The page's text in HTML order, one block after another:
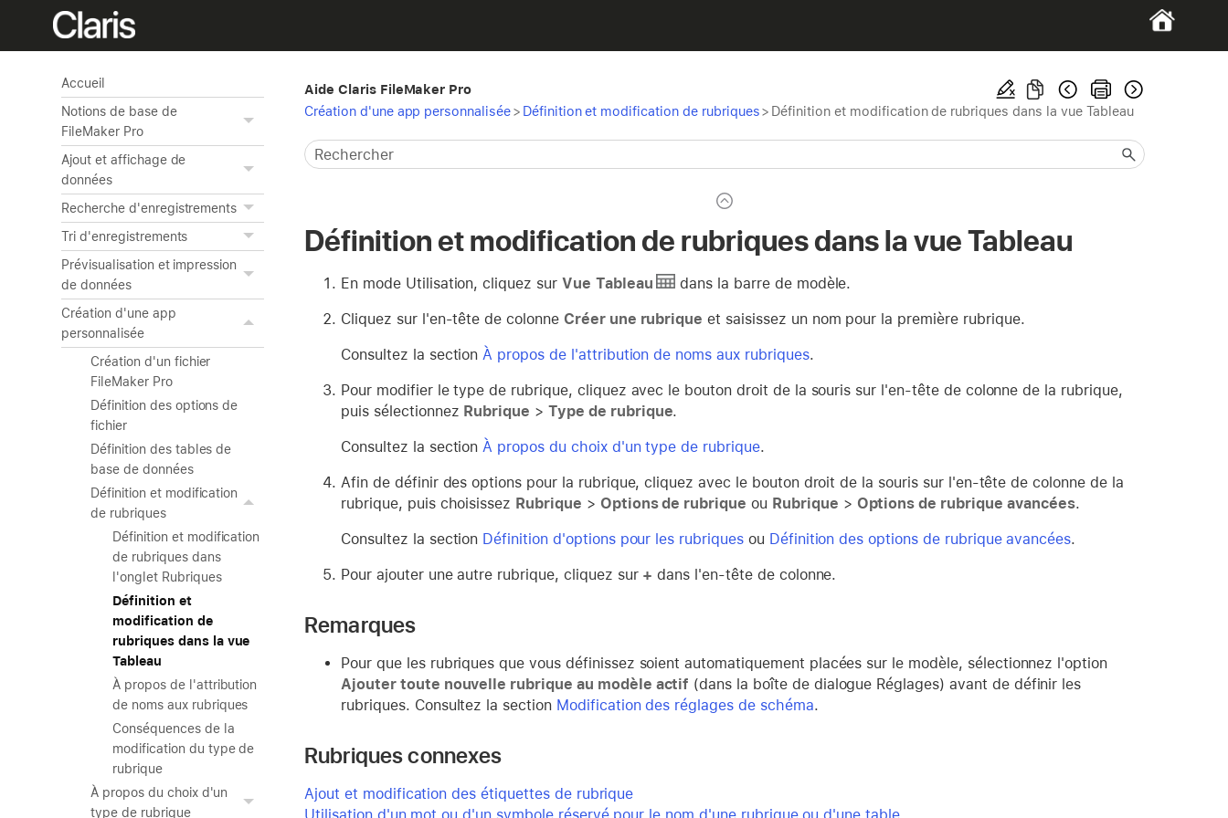
Accueil
Notions de base de
FileMaker Pro
Ajout et affichage de
données
Recherche d'enregistrements
Tri d'enregistrements
Prévisualisation et impression
de données
Création d'une app
personnalisée
Création d'un fichier
FileMaker Pro
Définition des options de
fichier
Définition des tables de
base de données
Définition et modification
de rubriques
Définition et modification
de rubriques dans
l'onglet Rubriques
Définition et
modification de
rubriques dans la vue
Tableau
À propos de l'attribution
de noms aux rubriques
Conséquences de la
modification du type de
rubrique
À propos du choix d'un
type de rubrique
Aide Claris FileMaker Pro
Création d'une app personnalisée> Définition et modification de rubriques> Définition et modification de rubriques dans la vue Tableau
Définition et modification de rubriques dans la vue Tableau
En mode Utilisation, cliquez sur Vue Tableau dans la barre de modèle.
Cliquez sur l'en-tête de colonne Créer une rubrique et saisissez un nom pour la première rubrique.
Consultez la sectionÀ propos de l'attribution de noms aux rubriques.
Pour modifier le type de rubrique, cliquez avec le bouton droit de la souris sur l'en-tête de colonne de la rubrique,
puis sélectionnez Rubrique >Type de rubrique.
Consultez la sectionÀ propos du choix d'un type de rubrique.
Afin de définir des options pour la rubrique, cliquez avec le bouton droit de la souris sur l'en-tête de colonne de la
rubrique, puis choisissez Rubrique > Options de rubrique ou Rubrique > Options de rubrique avancées.
Consultez la section Définition d'options pour les rubriquesou Définition des options de rubrique avancées.
Pour ajouter une autre rubrique, cliquez sur + dans l'en-tête de colonne.
Remarques
Pour que les rubriques que vous définissez soient automatiquement placées sur le modèle, sélectionnez l'option
Ajouter toute nouvelle rubrique au modèle actif (dans la boîte de dialogue Réglages) avant de définir les
rubriques. Consultez la section Modification des réglages de schéma.
Rubriques connexes
Ajout et modification des étiquettes de rubrique